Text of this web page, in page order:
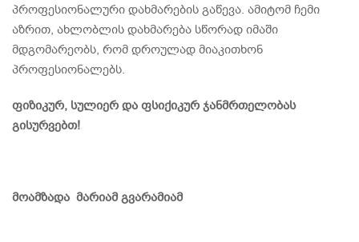
პროფესიონალური დახმარების გაწევა. ამიტომ ჩემი
აზრით, ახლობლის დახმარება სწორად იმაში
მდგომარეობს, რომ დროულად მიაკითხონ
პროფესიონალებს.
ფიზიკურ, სულიერ და ფსიქიკურ ჯანმრთელობას
გისურვებთ!
მოამზადა მარიამ გვარამიამ